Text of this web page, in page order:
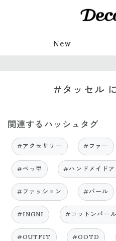
New
#タッセル
関連するハッシュタグ
#アクセサリー #ファー
#べっ甲 #ハンドメイドア
#ファッション #パール
#INGNI #コットンパール
#OUTFIT #OOTD